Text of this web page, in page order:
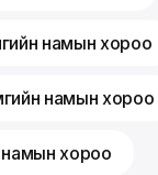
намын хороо
намын хороо
намын хороо